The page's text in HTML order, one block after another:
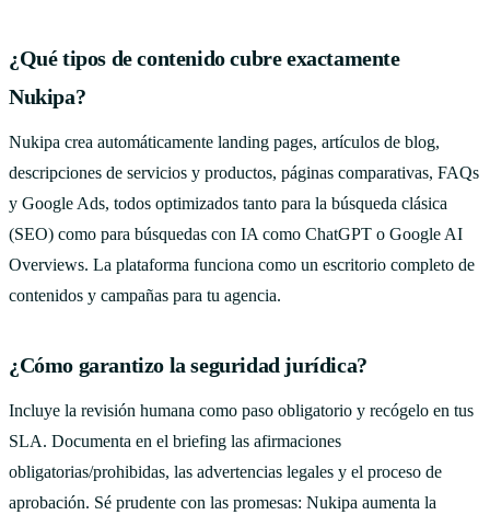
¿Qué tipos de contenido cubre exactamente
Nukipa?
Nukipa crea automáticamente landing pages, artículos de blog,
descripciones de servicios y productos, páginas comparativas, FAQs
y Google Ads, todos optimizados tanto para la búsqueda clásica
(SEO) como para búsquedas con IA como ChatGPT o Google AI
Overviews. La plataforma funciona como un escritorio completo de
contenidos y campañas para tu agencia.
¿Cómo garantizo la seguridad jurídica?
Incluye la revisión humana como paso obligatorio y recógelo en tus
SLA. Documenta en el briefing las afirmaciones
obligatorias/prohibidas, las advertencias legales y el proceso de
aprobación. Sé prudente con las promesas: Nukipa aumenta la